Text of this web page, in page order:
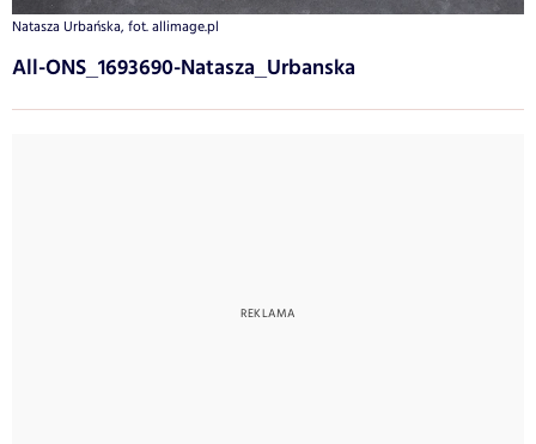
Natasza Urbańska, fot. allimage.pl
All-ONS_1693690-Natasza_Urbanska